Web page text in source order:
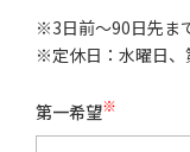
※3日前～90日先ま
※定休日：水曜日、
第一希望※